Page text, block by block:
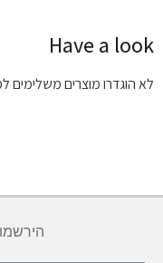
Have a look
לא הוגדרו מוצרים משלימים